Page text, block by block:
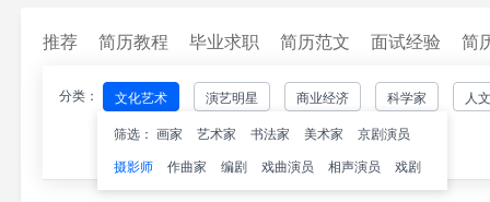
推荐 简历教程 毕业求职 简历范文 面试经验 简
分类：
文化艺术
筛选： 画家 艺术家 书法家 美术家
京剧演员
摄影师
作曲家 编剧 戏曲演员 相声演员 戏剧
演艺明星 商业经济 科学家 人
国外名人 军事人物
蒋磊（铁血网CEO）_名人摄影师简历
蒋磊，男，1984年出生，四川南充人，北京铁血科技有限责任
位;2001年创办铁血军事网站，任站长；2004年4月起筹建北京